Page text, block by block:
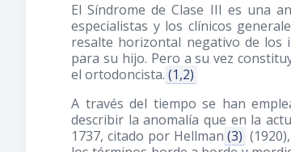
El Síndrome de Clase III es una
especialistas y los clínicos
resalte horizontal negativo de los
para su hijo. Pero a su vez
el ortodoncista. (1,2)
A través del tiempo se han
describir la anomalía que en la
1737, citado por Hellman (3) (1920)